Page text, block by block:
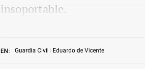
EN: Guardia Civil Eduardo de Vicente
insoportable.